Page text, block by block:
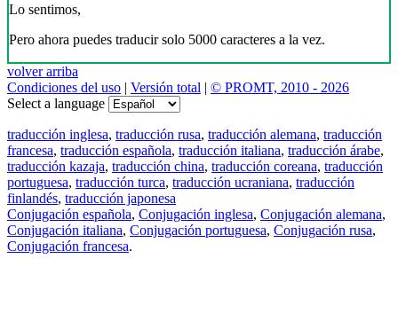
Lo sentimos,
Pero ahora puedes traducir solo 5000 caracteres a la vez.
volver arriba
Condiciones del uso | Versión total | © PROMT, 2010 - 2026
Select a language
traducción inglesa, traducción rusa, traducción alemana, traducción
francesa, traducción española, traducción italiana, traducción árabe,
traducción kazaja, traducción china, traducción coreana, traducción
portuguesa, traducción turca, traducción ucraniana, traducción
finlandés, traducción japonesa
Conjugación española, Conjugación inglesa, Conjugación alemana,
Conjugación italiana, Conjugación portuguesa, Conjugación rusa,
Conjugación francesa.